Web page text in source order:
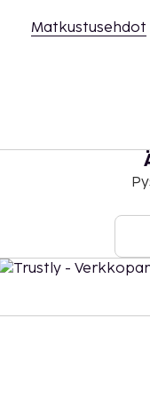
lemmikkiensä
ja
Matkustusehdot